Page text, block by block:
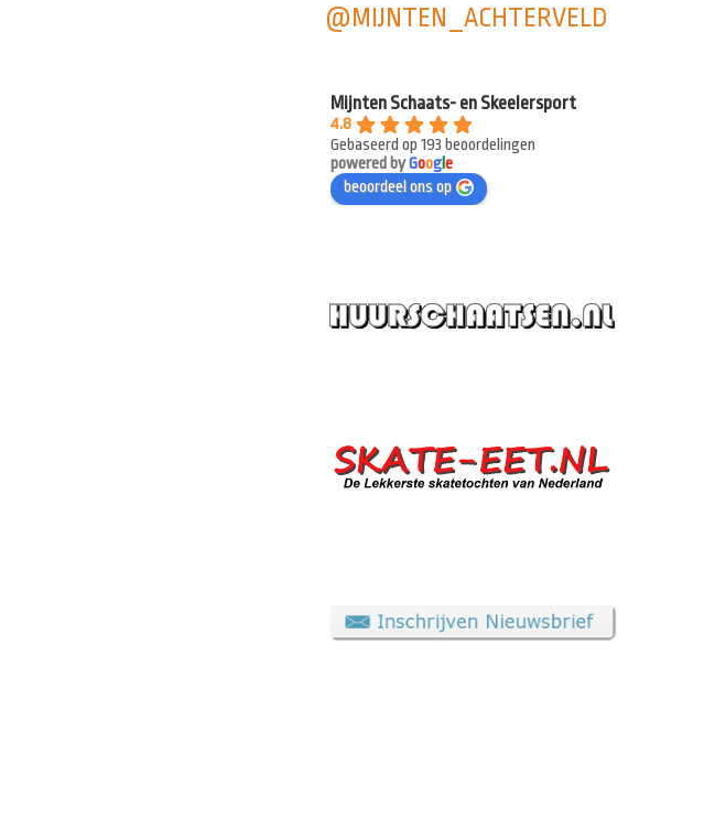
@MIJNTEN_ACHTERVELD
Mijnten Schaats- en Skeelersport
4.8
Gebaseerd op 193 beoordelingen
powered byGoogle
beoordeel ons op